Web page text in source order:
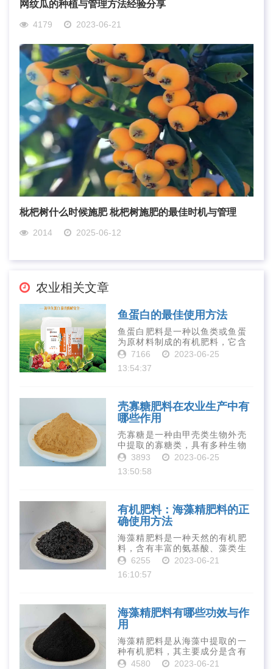
网纹瓜的种植与管理方法经验分享
4179 2023-06-21
枇杷树什么时候施肥 枇杷树施肥的最佳时机与管理
2014 2025-06-12
农业相关文章
鱼蛋白的最佳使用方法
鱼蛋白肥料是一种以鱼类或鱼蛋
为原材料制成的有机肥料，它含
有丰富的营养物质，如氮、磷、
元素和植物生长因子。这些营养
7166
2023-06-25
13:54:37
壳寡糖肥料在农业生产中有
哪些作用
壳寡糖是一种由甲壳类生物外壳
中提取的寡糖类，具有多种生物
活性和营养价值。在农业生产
是作为一种新型的有机肥料，壳
3893
2023-06-25
13:50:58
有机肥料：海藻精肥料的正
确使用方法
海藻精肥料是一种天然的有机肥
料，含有丰富的氨基酸、藻类生
长素、维生素、微量元素、蛋白
力、促进植物生长、增强植物抗
6255
2023-06-21
16:10:57
海藻精肥料有哪些功效与作
用
海藻精肥料是从海藻中提取的一
种有机肥料，其主要成分是含有
丰富的微量元素、植物生长素、
4580 2023-06-21